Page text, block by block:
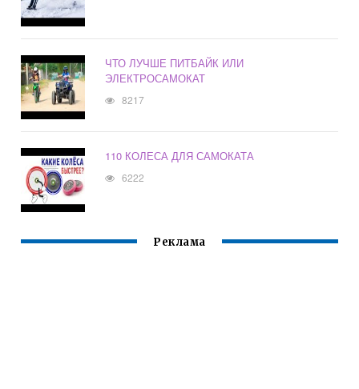
ЧТО ЛУЧШЕ ПИТБАЙК ИЛИ
ЭЛЕКТРОСАМОКАТ
8217
110 КОЛЕСА ДЛЯ САМОКАТА
6222
Реклама